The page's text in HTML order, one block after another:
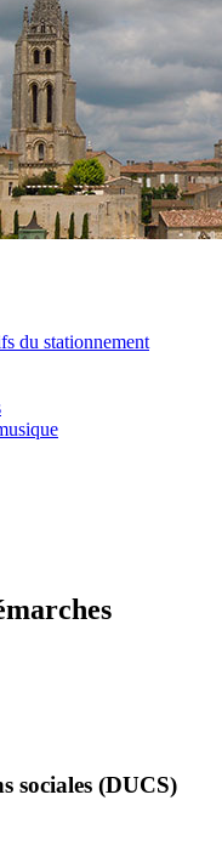
du stationnement
sociales (DUCS)